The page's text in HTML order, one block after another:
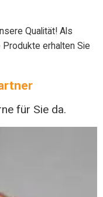
Qualität! Als
erhalten Sie
für Sie da.